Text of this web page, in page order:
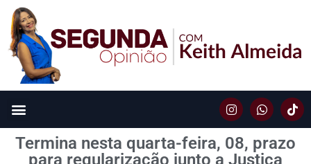
Termina nesta quarta-feira, 08, prazo
para regularização junto a Justiça